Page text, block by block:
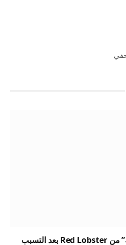
عاد “الروبيان الذي لا نهاية له” من Red Lobster بعد التسبب